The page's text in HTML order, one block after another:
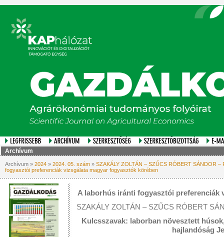
Archívum
Archívum » 2024 » 2024. 05. szám » SZAKÁLY ZOLTÁN – SZŰCS RÓBERT SÁNDOR –
fogyasztói preferenciák vizsgálata magyar fogyasztók körében
A laborhús iránti fogyasztói preferenciák
SZAKÁLY ZOLTÁN – SZŰCS RÓBERT
Kulcsszavak: laborban növesztett
hajlandóság